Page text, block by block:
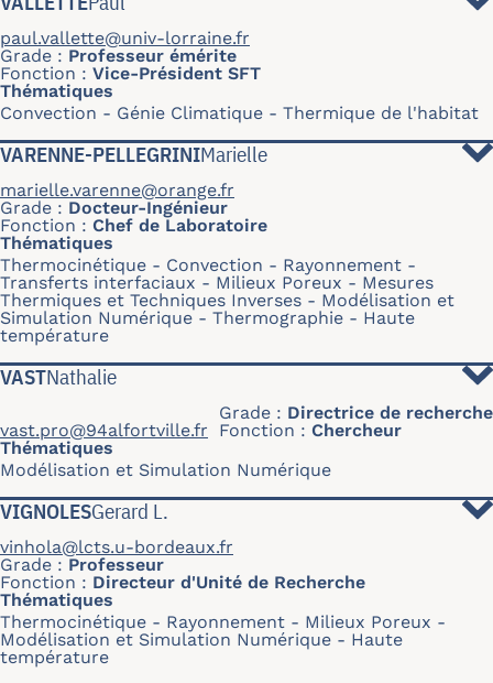
paul.vallette@univ-lorraine.fr
Grade
Professeur émérite
Fonction
Vice-Président SFT
Thématiques
Convection
Génie Climatique - Thermique de l'habitat
VARENNE-PELLEGRINIMarielle
marielle.varenne@orange.fr
Grade
Docteur-Ingénieur
Fonction
Chef de Laboratoire
Thématiques
Thermocinétique
Convection
Rayonnement
Transferts interfaciaux
Milieux Poreux
Mesures
Thermiques et Techniques Inverses
Modélisation et
Simulation Numérique
Thermographie
Haute
température
VASTNathalie
vast.pro@94alfortville.fr
Grade
Directrice de recherche
Fonction
Chercheur
Thématiques
Modélisation et Simulation Numérique
VIGNOLESGerard L.
vinhola@lcts.u-bordeaux.fr
Grade
Professeur
Fonction
Directeur d'Unité de Recherche
Thématiques
Thermocinétique
Rayonnement
Milieux Poreux
Modélisation et Simulation Numérique
Haute
température